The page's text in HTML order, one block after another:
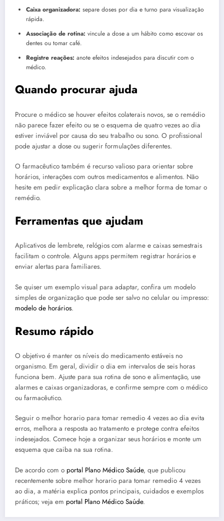
Caixa organizadora: separe doses por dia e turno para visualização
rápida.
Associação de rotina: vincule a dose a um hábito como escovar os
dentes ou tomar café.
Registre reações: anote efeitos indesejados para discutir com o
médico.
Quando procurar ajuda
Procure o médico se houver efeitos colaterais novos, se o remédio
não parece fazer efeito ou se o esquema de quatro vezes ao dia
estiver inviável por causa do seu trabalho ou sono. O profissional
pode ajustar a dose ou sugerir formulações diferentes.
O farmacêutico também é recurso valioso para orientar sobre
horários, interações com outros medicamentos e alimentos. Não
hesite em pedir explicação clara sobre a melhor forma de tomar o
remédio.
Ferramentas que ajudam
Aplicativos de lembrete, relógios com alarme e caixas semestrais
facilitam o controle. Alguns apps permitem registrar horários e
enviar alertas para familiares.
Se quiser um exemplo visual para adaptar, confira um modelo
simples de organização que pode ser salvo no celular ou impresso:
modelo de horários.
Resumo rápido
O objetivo é manter os níveis do medicamento estáveis no
organismo. Em geral, dividir o dia em intervalos de seis horas
funciona bem. Ajuste para sua rotina de sono e alimentação, use
alarmes e caixas organizadoras, e confirme sempre com o médico
ou farmacêutico.
Seguir o melhor horario para tomar remedio 4 vezes ao dia evita
erros, melhora a resposta ao tratamento e protege contra efeitos
indesejados. Comece hoje a organizar seus horários e monte um
esquema que caiba na sua rotina.
De acordo com o portal Plano Médico Saúde, que publicou
recentemente sobre melhor horario para tomar remedio 4 vezes
ao dia, a matéria explica pontos principais, cuidados e exemplos
práticos; veja em portal Plano Médico Saúde.